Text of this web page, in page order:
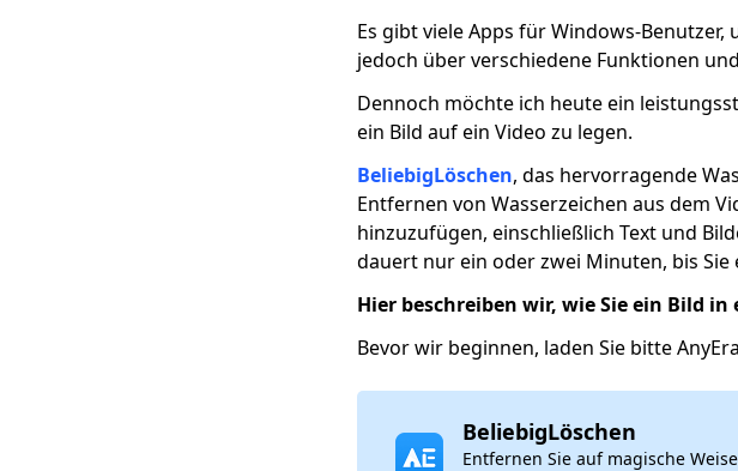
Es gibt viele Apps für Windows-
jedoch über verschiedene Funktionen
Dennoch möchte ich heute ein
ein Bild auf ein Video zu legen.
BeliebigLöschen, das hervorragende
Entfernen von Wasserzeichen aus dem
hinzuzufügen, einschließlich Text und
dauert nur ein oder zwei Minuten, bis Sie
Hier beschreiben wir, wie Sie ein Bild in
Bevor wir beginnen, laden Sie bitte
BeliebigLöschen
Entfernen Sie auf magische